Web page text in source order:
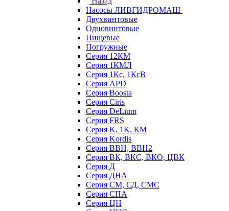
Насосы ЛИВГИДРОМАШ
Двухвинтовые
Одновинтовые
Пищевые
Погружные
Серия 12КМ
Серия 1КМЛ
Серия 1Кс, 1КсВ
Серия APD
Серия Boosta
Серия Ciris
Серия DeLium
Серия FRS
Серия K, 1K, КМ
Серия Kordis
Серия ВВН, ВВН2
Серия ВК, ВКС, ВКО, ЦВК
Серия Д
Серия ДНА
Серия СМ, СД, СМС
Серия СПА
Серия ЦН